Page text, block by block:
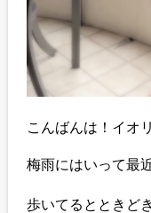
こんばんは！イオ
梅雨にはいって最
歩いてるとときど